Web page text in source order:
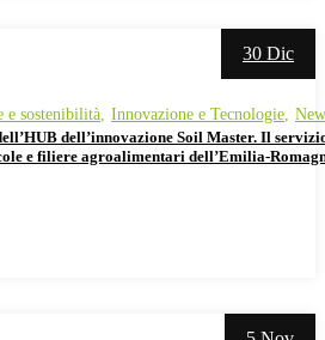
30 Dic
e sostenibilità Innovazione e Tecnologie
dell’innovazione Soil Master. Il
e filiere agroalimentari dell’Emilia-